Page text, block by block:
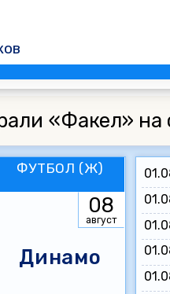
«Факел» на
ФУТБОЛ (Ж)
08
август
Динамо